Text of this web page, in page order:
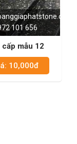
101 656
cấp mẫu 12
10,000đ